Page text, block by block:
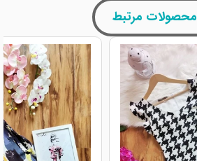
محصولات مرتبط